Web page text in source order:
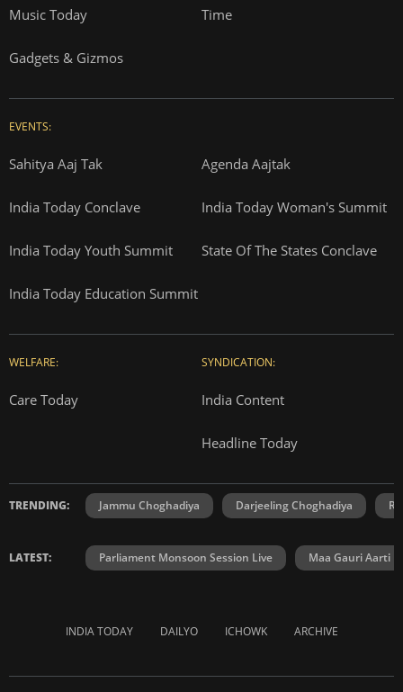
Music Today Time
Gadgets & Gizmos
EVENTS:
Sahitya Aaj Tak Agenda Aajtak
India Today Conclave India Today Woman's Summit
India Today Youth Summit State Of The States Conclave
India Today Education Summit
WELFARE:
Care Today
SYNDICATION:
India Content
Headline Today
TRENDING: Jammu Choghadiya Darjeeling Choghadiya
LATEST: Parliament Monsoon Session Live Maa Gauri Aarti
INDIA TODAY DAILYO ICHOWK ARCHIVE